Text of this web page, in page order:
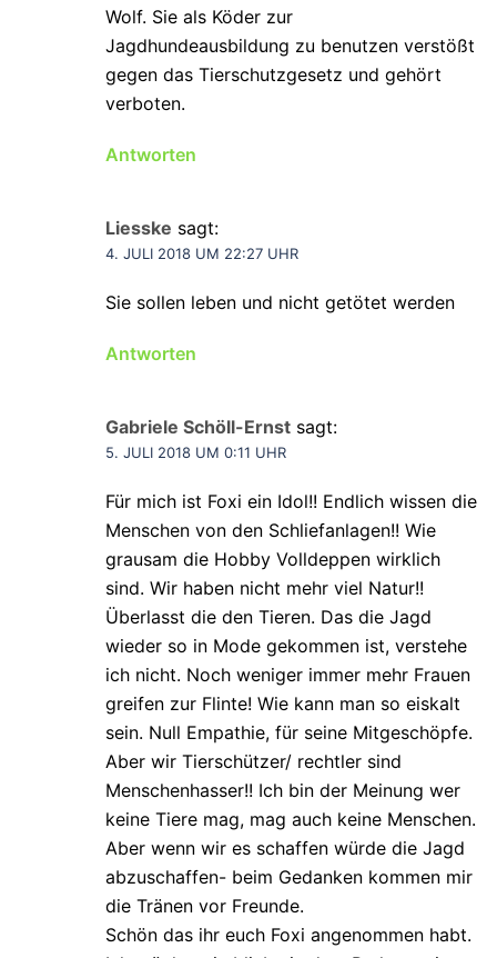
Wolf. Sie als Köder zur
Jagdhundeausbildung zu benutzen verstößt
gegen das Tierschutzgesetz und gehört
verboten.
Antworten
Liesske sagt:
4. JULI 2018 UM 22:27 UHR
Sie sollen leben und nicht getötet werden
Antworten
Gabriele Schöll-Ernst sagt:
5. JULI 2018 UM 0:11 UHR
Für mich ist Foxi ein Idol!! Endlich wissen die
Menschen von den Schliefanlagen!! Wie
grausam die Hobby Volldeppen wirklich
sind. Wir haben nicht mehr viel Natur!!
Überlasst die den Tieren. Das die Jagd
wieder so in Mode gekommen ist, verstehe
ich nicht. Noch weniger immer mehr Frauen
greifen zur Flinte! Wie kann man so eiskalt
sein. Null Empathie, für seine Mitgeschöpfe.
Aber wir Tierschützer/ rechtler sind
Menschenhasser!! Ich bin der Meinung wer
keine Tiere mag, mag auch keine Menschen.
Aber wenn wir es schaffen würde die Jagd
abzuschaffen- beim Gedanken kommen mir
die Tränen vor Freunde.
Schön das ihr euch Foxi angenommen habt.